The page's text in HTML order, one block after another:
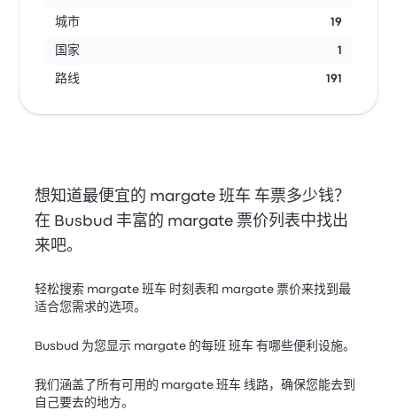
城市 19
国家 1
路线 191
想知道最便宜的 margate 班车 车票多少钱？
在 Busbud 丰富的 margate 票价列表中找出
来吧。
轻松搜索 margate 班车 时刻表和 margate 票价来找到最
适合您需求的选项。
Busbud 为您显示 margate 的每班 班车 有哪些便利设施。
我们涵盖了所有可用的 margate 班车 线路，确保您能去到
自己要去的地方。